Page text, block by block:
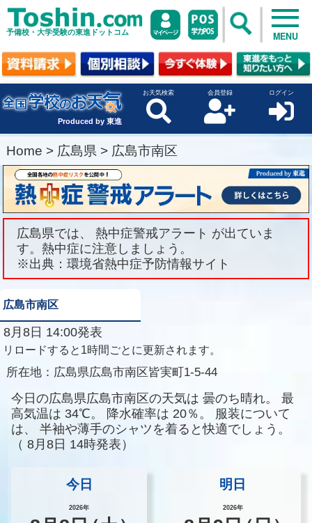
予備校・大学受験の東進ドットコム MENU
Produced by 東進
お天気検索 会員登録 ログイン
Home > 広島県 > 広島市南区
広島県では、 熱中症警戒アラート が出ていま
す。熱中症に注意しましょう。
※出典：環境省熱中症予防情報サイト
広島市南区
8月8日 14:00発表
リロードすると1時間ごとに更新されます。
所在地： 広島県広島市南区皆実町1-5-44
今日の広島県広島市南区の天気は 曇のち晴れ。
最
高気温は 34℃。 降水確率は 20％。
服装について
は、
半袖や薄手のシャツを着ると快適でしょう。
（ 8月8日 14時発表）
今日
2026年
明日
2026年